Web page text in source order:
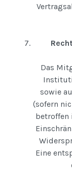
Das
sowie
(sofern
betroffen
Eine